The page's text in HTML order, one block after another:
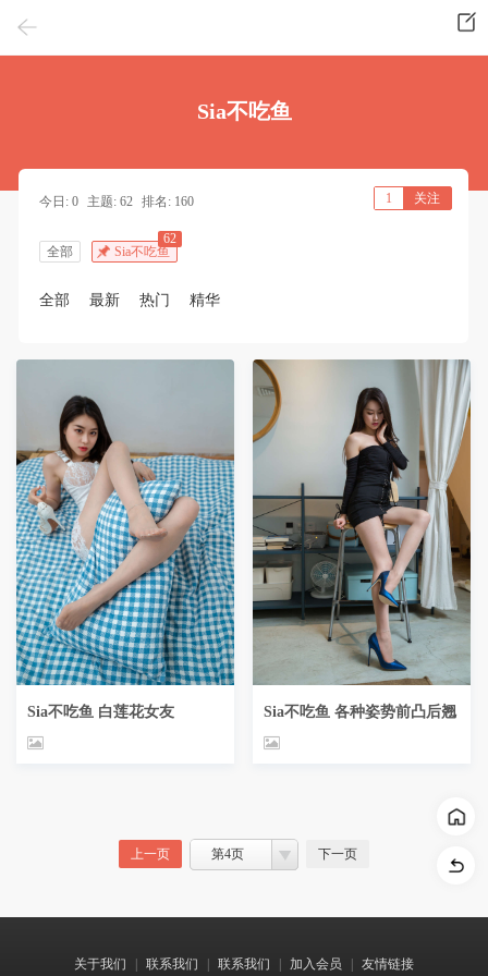
Sia不吃鱼
今日: 0 主题: 62 排名: 160 1 关注
全部 Sia不吃鱼
62
全部 最新 热门 精华
Sia不吃鱼 白莲花女友 Sia不吃鱼 各种姿势前凸后翘
上一页 第4页 下一页
关于我们 联系我们 联系我们 加入会员 友情链接